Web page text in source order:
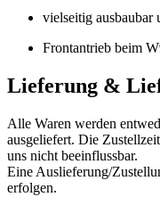
vielseitig
Frontantrieb beim
Lieferung &
Alle Waren werden
ausgeliefert. Die
uns nicht beeinflussbar.
Eine Auslieferung/
erfolgen.